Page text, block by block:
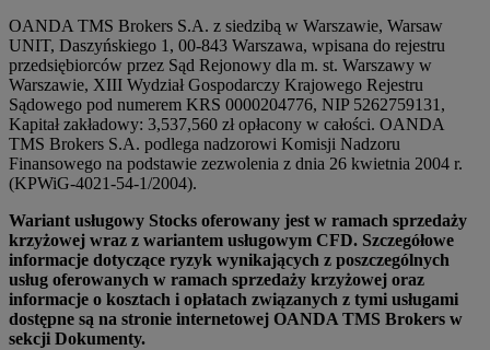
OANDA TMS Brokers S.A. z siedzibą w Warszawie, Warsaw
UNIT, Daszyńskiego 1, 00-843 Warszawa, wpisana do rejestru
przedsiębiorców przez Sąd Rejonowy dla m. st. Warszawy w
Warszawie, XIII Wydział Gospodarczy Krajowego Rejestru
Sądowego pod numerem KRS 0000204776, NIP 5262759131,
Kapitał zakładowy: 3,537,560 zł opłacony w całości. OANDA
TMS Brokers S.A. podlega nadzorowi Komisji Nadzoru
Finansowego na podstawie zezwolenia z dnia 26 kwietnia 2004 r.
(KPWiG-4021-54-1/2004).
Wariant usługowy Stocks oferowany jest w ramach sprzedaży
krzyżowej wraz z wariantem usługowym CFD. Szczegółowe
informacje dotyczące ryzyk wynikających z poszczególnych
usług oferowanych w ramach sprzedaży krzyżowej oraz
informacje o kosztach i opłatach związanych z tymi usługami
dostępne są na stronie internetowej OANDA TMS Brokers w
sekcji Dokumenty.